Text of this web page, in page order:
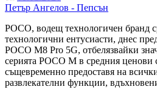
Петър Ангелов - Пепсън
POCO, водещ технологичен бранд
технологични ентусиасти, днес
POCO M8 Pro 5G, отбелязвайки
серията POCO M в средния ценови
същевременно предоставя на
развлекателни функции,